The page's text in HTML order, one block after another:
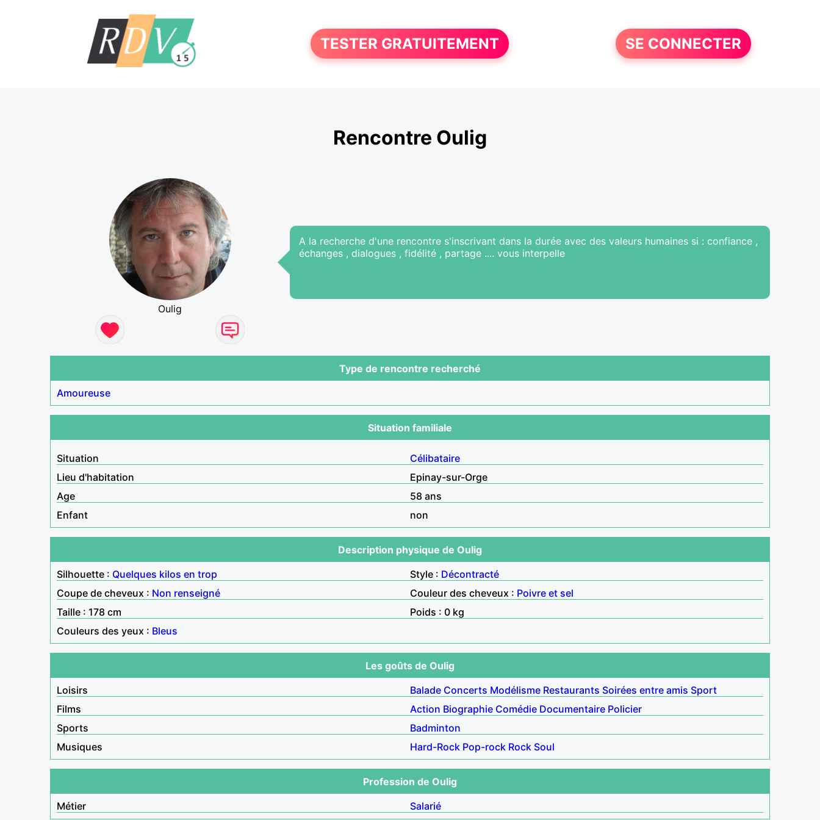
TESTER GRATUITEMENT SE CONNECTER
Rencontre Oulig
Oulig
A la recherche d'une rencontre s'inscrivant dans la durée avec des valeurs humaines si : confiance ,
échanges , dialogues , fidélité , partage .... vous interpelle
Type de rencontre recherché
Amoureuse
Situation familiale
Situation
Célibataire
Lieu d'habitation
Epinay-sur-Orge
Age
58 ans
Enfant
non
Description physique de Oulig
Silhouette : Quelques kilos en trop Style : Décontracté
Coupe de cheveux : Non renseigné Couleur des cheveux : Poivre et sel
Taille : 178 cm
Poids : 0 kg
Couleurs des yeux : Bleus
Les goûts de Oulig
Loisirs
Balade Concerts Modélisme Restaurants Soirées entre amis Sport
Films
Action Biographie Comédie Documentaire Policier
Sports
Badminton
Musiques
Hard-Rock Pop-rock Rock Soul
Profession de Oulig
Métier
Salarié